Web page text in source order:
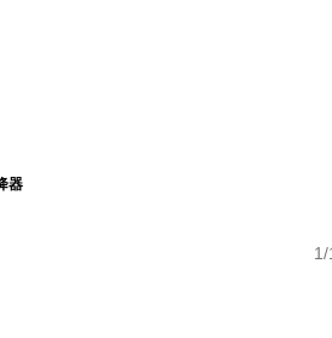
器
1/